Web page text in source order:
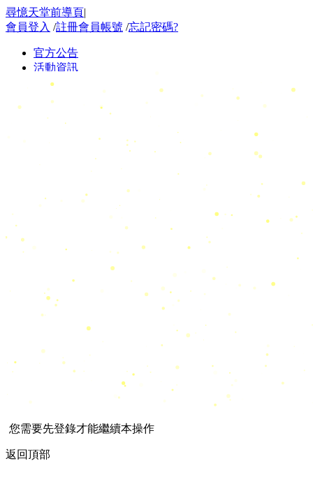
尋憶天堂前導頁|
會員登入 /註冊會員帳號 /忘記密碼?
您需要先登錄才能繼續本操作
返回頂部